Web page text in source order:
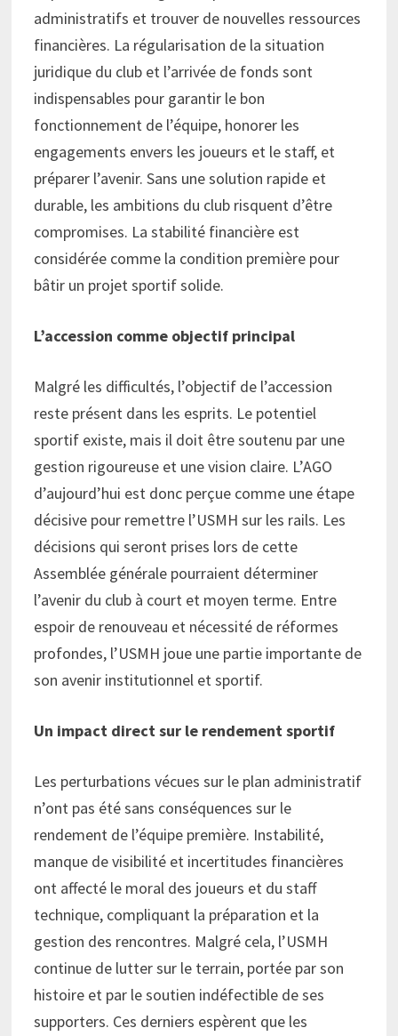
administratifs et trouver de nouvelles ressources
financières. La régularisation de la situation
juridique du club et l’arrivée de fonds sont
indispensables pour garantir le bon
fonctionnement de l’équipe, honorer les
engagements envers les joueurs et le staff, et
préparer l’avenir. Sans une solution rapide et
durable, les ambitions du club risquent d’être
compromises. La stabilité financière est
considérée comme la condition première pour
bâtir un projet sportif solide.
L’accession comme objectif principal
Malgré les difficultés, l’objectif de l’accession
reste présent dans les esprits. Le potentiel
sportif existe, mais il doit être soutenu par une
gestion rigoureuse et une vision claire. L’AGO
d’aujourd’hui est donc perçue comme une étape
décisive pour remettre l’USMH sur les rails. Les
décisions qui seront prises lors de cette
Assemblée générale pourraient déterminer
l’avenir du club à court et moyen terme. Entre
espoir de renouveau et nécessité de réformes
profondes, l’USMH joue une partie importante de
son avenir institutionnel et sportif.
Un impact direct sur le rendement sportif
Les perturbations vécues sur le plan administratif
n’ont pas été sans conséquences sur le
rendement de l’équipe première. Instabilité,
manque de visibilité et incertitudes financières
ont affecté le moral des joueurs et du staff
technique, compliquant la préparation et la
gestion des rencontres. Malgré cela, l’USMH
continue de lutter sur le terrain, portée par son
histoire et par le soutien indéfectible de ses
supporters. Ces derniers espèrent que les